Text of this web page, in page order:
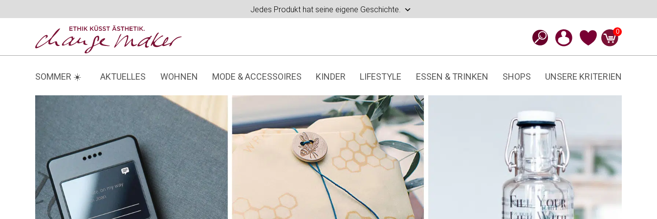
Jedes Produkt hat seine eigene Geschichte.
0
SOMMER ☀️ AKTUELLES WOHNEN MODE & ACCESSOIRES KINDER LIFESTYLE ESSEN & TRINKEN SHOPS UNSERE KRITERIEN